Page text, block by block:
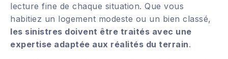
lecture fine de chaque situation. Que vous
habitiez un logement modeste ou un bien classé,
les sinistres doivent être traités avec une
expertise adaptée aux réalités du terrain.